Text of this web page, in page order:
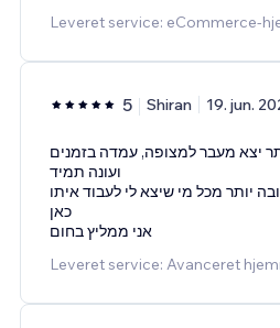
Leveret service: eCommerce-
5 Shiran 19. jun.
יצא מעבר למצופה, עמדה בזמנים
ועונה תמיד
יותר מכל מי שיצא לי לעבוד איתו
כאן
אני ממליץ בחום
Leveret service: Avanceret